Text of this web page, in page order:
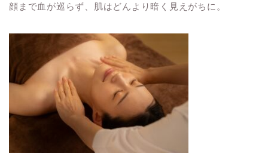
顔まで血が巡らず、肌はどんより暗く見えがちに。